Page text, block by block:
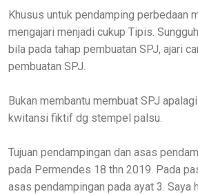
Khusus untuk pendamping perbedaan
mengajari menjadi cukup Tipis.
bila pada tahap pembuatan SPJ, ajari
pembuatan SPJ.
Bukan membantu membuat SPJ
kwitansi fiktif dg stempel palsu.
Tujuan pendampingan dan asas
pada Permendes 18 thn 2019. Pada
asas pendampingan pada ayat 3. Saya